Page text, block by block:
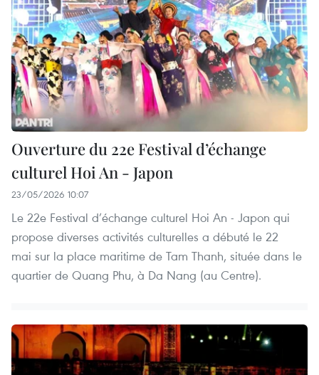
Ouverture du 22e Festival d’échange
culturel Hoi An - Japon
23/05/2026 10:07
Le 22e Festival d’échange culturel Hoi An - Japon qui
propose diverses activités culturelles a débuté le 22
mai sur la place maritime de Tam Thanh, située dans le
quartier de Quang Phu, à Da Nang (au Centre).